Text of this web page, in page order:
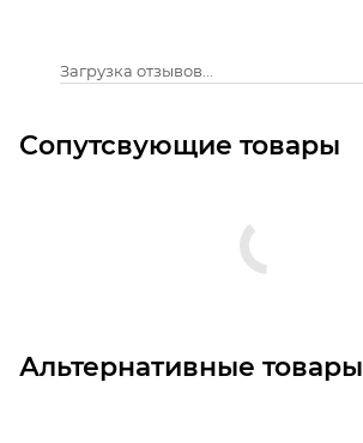
Загрузка отзывов...
Сопутсвующие товары
Альтернативные товары